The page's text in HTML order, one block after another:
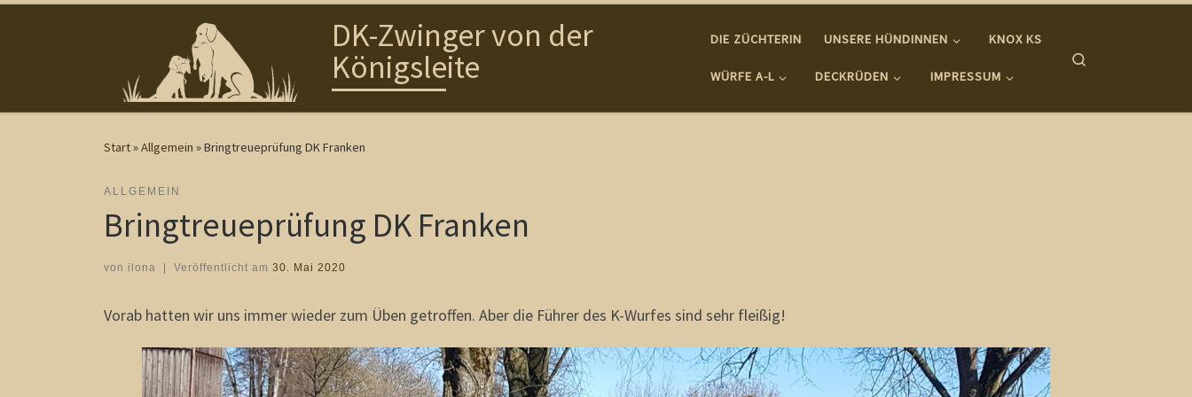
DK-Zwinger von der
Königsleite
DIE ZÜCHTERIN UNSERE HÜNDINNEN KNOX KS
WÜRFE A-L DECKRÜDEN IMPRESSUM
Start»Allgemein »Bringtreueprüfung DK Franken
ALLGEMEIN
Bringtreueprüfung DK Franken
von ilona Veröffentlicht am 30. Mai 2020
Vorab hatten wir uns immer wieder zum Üben getroffen. Aber die Führer des K-Wurfes sind sehr fleißig!